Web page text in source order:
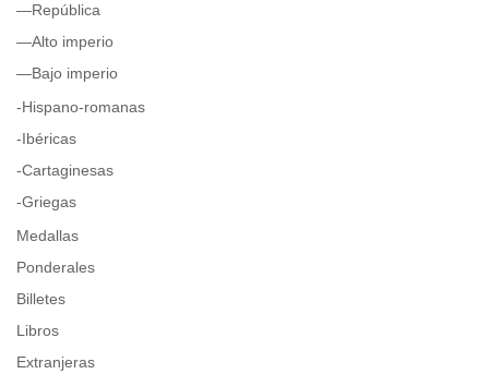
—República
—Alto imperio
—Bajo imperio
-Hispano-romanas
-Ibéricas
-Cartaginesas
-Griegas
Medallas
Ponderales
Billetes
Libros
Extranjeras